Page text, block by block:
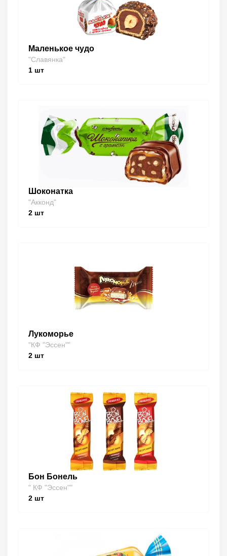
Маленькое чудо
"Славянка"
1 шт
Шоконатка
"Акконд"
2 шт
Лукоморье
"КФ "Эссен""
2 шт
Бон Бонель
" КФ "Эссен""
2 шт